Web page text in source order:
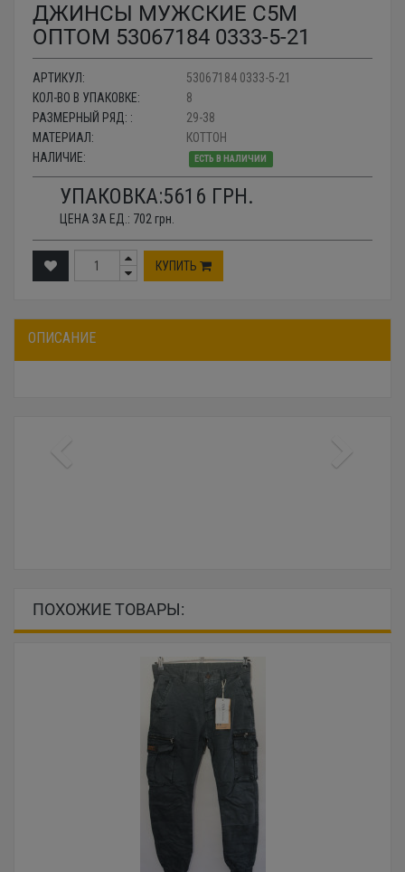
ДЖИНСЫ МУЖСКИЕ C5M
ОПТОМ 53067184 0333-5-21
АРТИКУЛ:
53067184 0333-5-21
КОЛ-ВО В УПАКОВКЕ:
8
РАЗМЕРНЫЙ РЯД: :
29-38
МАТЕРИАЛ:
КОТТОН
НАЛИЧИЕ:
ЕСТЬ В НАЛИЧИИ
УПАКОВКА:5616 ГРН.
ЦЕНА ЗА ЕД.: 702 грн.
КУПИТЬ
ОПИСАНИЕ
ПОХОЖИЕ ТОВАРЫ: